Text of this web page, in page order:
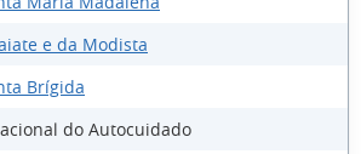
e da Modista
Brígida
do Autocuidado